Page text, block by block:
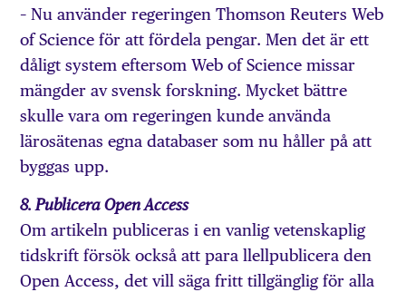
– Nu använder regeringen Thomson Reuters Web
of Science för att fördela pengar. Men det är ett
dåligt system eftersom Web of Science missar
mängder av svensk forskning. Mycket bättre
skulle vara om regeringen kunde använda
lärosätenas egna databaser som nu håller på att
byggas upp.
8. Publicera Open Access
Om artikeln publiceras i en vanlig vetenskaplig
tidskrift försök också att para llellpublicera den
Open Access, det vill säga fritt tillgänglig för alla